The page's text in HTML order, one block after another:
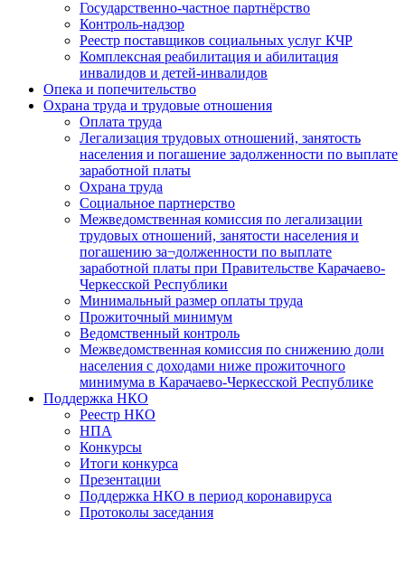
Государственно-частное партнёрство
Контроль-надзор
Реестр поставщиков социальных услуг КЧР
Комплексная реабилитация и абилитация
инвалидов и детей-инвалидов
Опека и попечительство
Охрана труда и трудовые отношения
Оплата труда
Легализация трудовых отношений, занятость
населения и погашение задолженности по выплате
заработной платы
Охрана труда
Социальное партнерство
Межведомственная комиссия по легализации
трудовых отношений, занятости населения и
погашению за¬долженности по выплате
заработной платы при Правительстве Карачаево-
Черкесской Республики
Минимальный размер оплаты труда
Прожиточный минимум
Ведомственный контроль
Межведомственная комиссия по снижению доли
населения с доходами ниже прожиточного
минимума в Карачаево-Черкесской Республике
Поддержка НКО
Реестр НКО
НПА
Конкурсы
Итоги конкурса
Презентации
Поддержка НКО в период коронавируса
Протоколы заседания